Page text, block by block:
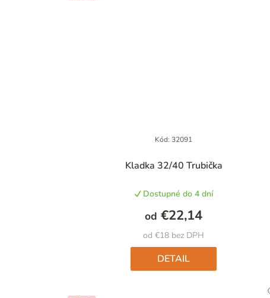
Kladka 32/40 Trubička
Dostupné do 4 dní
od €18 bez DPH
od €22,14
DETAIL
Kód: 32091